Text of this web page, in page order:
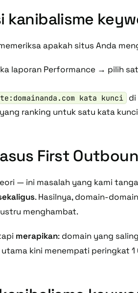
kanibalisme
apakah situs Anda
laporan Performance → pilih
kata kunci
di
yang ranking untuk satu kata
First
— ini masalah yang kami
. Hasilnya, domain-
menghambat.
merapikan: domain yang
kini menempati peringkat 1